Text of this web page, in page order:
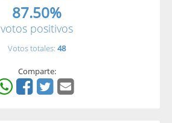
87.50%
votos positivos
Votos totales: 48
Comparte: